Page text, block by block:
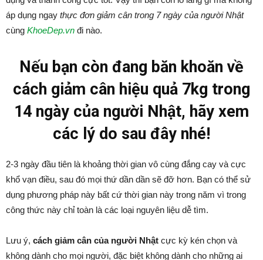
áp dụng ngay thực đơn giảm cân trong 7 ngày của người Nhật
cùng KhoeDep.vn đi nào.
Nếu bạn còn đang băn khoăn về
cách giảm cân hiệu quả 7kg trong
14 ngày của người Nhật, hãy xem
các lý do sau đây nhé!
2-3 ngày đầu tiên là khoảng thời gian vô cùng đắng cay và cực
khổ vạn điều, sau đó mọi thứ dần dần sẽ đỡ hơn. Bạn có thể sử
dụng phương pháp này bất cứ thời gian này trong năm vì trong
công thức này chỉ toàn là các loại nguyên liệu dễ tìm.
Lưu ý, cách giảm cân của người Nhật cực kỳ kén chọn và
không dành cho mọi người, đặc biệt không dành cho những ai